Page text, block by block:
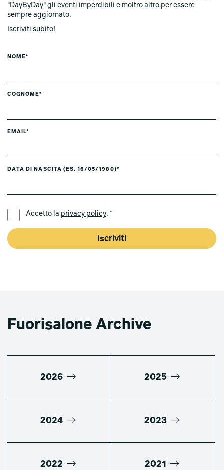
"DayByDay" gli eventi imperdibili e moltro altro per essere
sempre aggiornato.
Iscriviti subito!
NOME*
COGNOME*
EMAIL*
DATA DI NASCITA (ES. 16/05/1980)*
Accetto la privacy policy. *
Iscriviti
Fuorisalone Archive
2026 2025
2024 2023
2022 2021